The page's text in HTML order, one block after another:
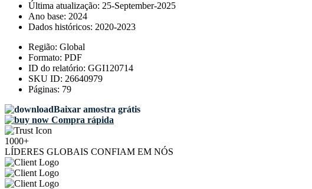
Última atualização: 25-September-2025
Ano base: 2024
Dados históricos: 2020-2023
Região: Global
Formato: PDF
ID do relatório: GGI120714
SKU ID: 26640979
Páginas: 79
Baixar amostra grátis
Compra rápida
1000+
LÍDERES GLOBAIS CONFIAM EM NÓS